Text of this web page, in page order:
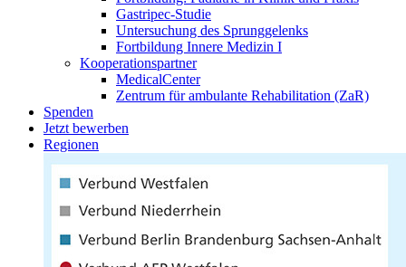
Gastripec-Studie
Untersuchung des Sprunggelenks
Fortbildung Innere Medizin I
Kooperationspartner
MedicalCenter
Zentrum für ambulante Rehabilitation (ZaR)
Spenden
Jetzt bewerben
Regionen